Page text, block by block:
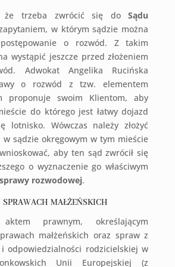
że trzeba zwrócić się doSądu
w którym sądzie można
postępowanie o rozwód. Z takim
wystąpić jeszcze przed złożeniem
Adwokat Angelika Rucińska
o rozwód z tzw. elementem
proponuje swoim Klientom, aby
do którego jest łatwy dojazd
lotnisko. Wówczas należy złożyć
w sądzie okręgowym w tym mieście
aby ten sąd zwrócił się
o wyznaczenie go właściwym
sprawy rozwodowej.
małżeńskich
aktem prawnym, określającym
małżeńskich oraz spraw z
i odpowiedzialności rodzicielskiej w
Unii Europejskiej (z